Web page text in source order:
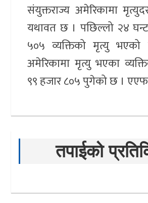
संयुक्तराज्य अमेरिकामा
यथावत छ । पछिल्लो २४
५०५ व्यक्तिको मृत्यु
अमेरिकामा मृत्यु भएका
९९ हजार ८०५ पुगेको छ ।
तपाईको